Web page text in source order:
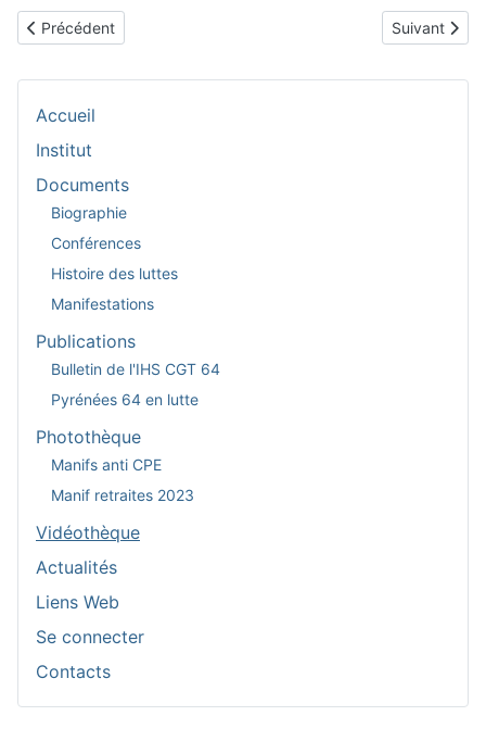
Accueil
Institut
Documents
Biographie
Conférences
Histoire des luttes
Manifestations
Publications
Bulletin de l'IHS CGT 64
Pyrénées 64 en lutte
Photothèque
Manifs anti CPE
Manif retraites 2023
Vidéothèque
Actualités
Liens Web
Se connecter
Contacts
Article précédent : Manif des cheminot le 28 juin 2018
Précédent Article
Suivant